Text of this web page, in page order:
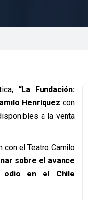
“La Fundación:
Henríquez con
a la venta
con el Teatro Camilo
sobre el avance
odio en el Chile